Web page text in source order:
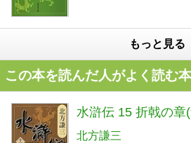
もっと見る
この本を読んだ人がよく読む本
水滸伝 15 折戟の章
北方謙三